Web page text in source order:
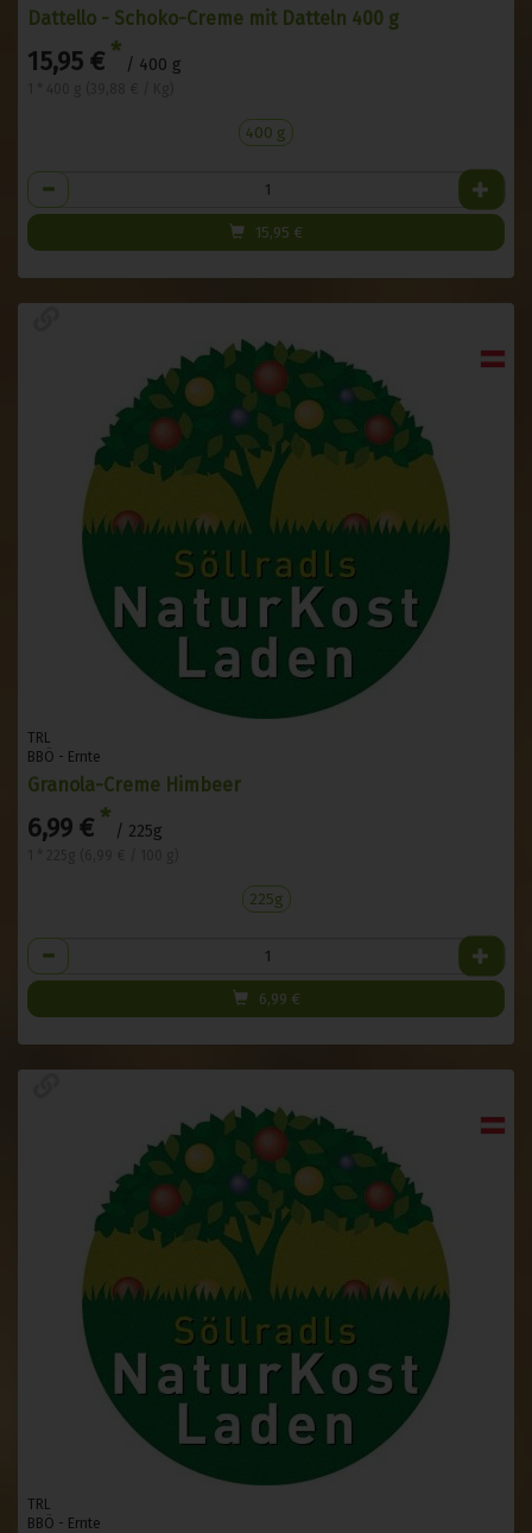
Dattello - Schoko-Creme mit Datteln 400 g
15,95 € * / 400 g
400 g
Anzahl
15,95 €
TRL
BBÖ - Ernte
Granola-Creme Himbeer
6,99 € * / 225g
225g
Anzahl
6,99 €
TRL
BBÖ - Ernte